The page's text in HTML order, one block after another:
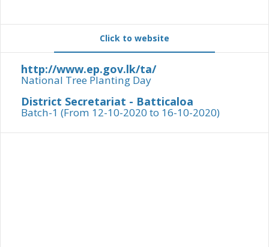
Click to website
http://www.ep.gov.lk/ta/
National Tree Planting Day
District Secretariat - Batticaloa
Batch-1 (From 12-10-2020 to 16-10-2020)